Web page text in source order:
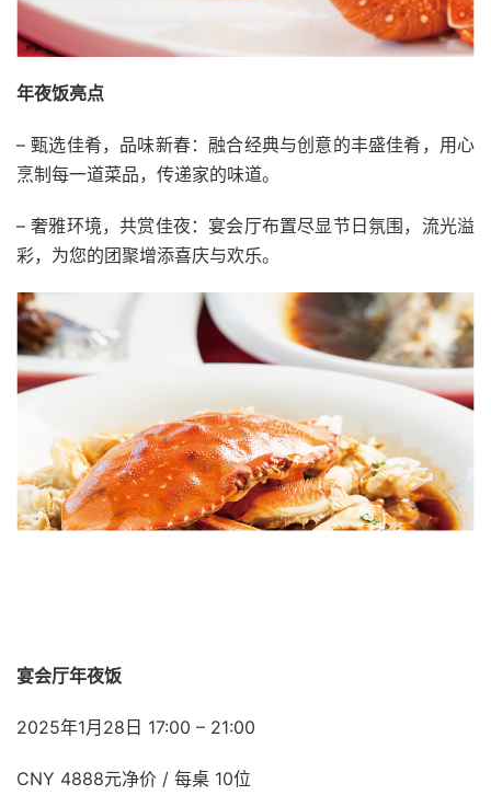
年夜饭亮点
– 甄选佳肴，品味新春：融合经典与创意的丰盛佳肴，用心
烹制每一道菜品，传递家的味道。
– 奢雅环境，共赏佳夜：宴会厅布置尽显节日氛围，流光溢
彩，为您的团聚增添喜庆与欢乐。
宴会厅年夜饭
2025年1月28日 17:00 – 21:00
CNY 4888元净价 / 每桌 10位